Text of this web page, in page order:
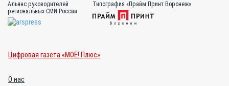
Альянс руководителей
региональных СМИ России
Типография «Прайм Принт Воронеж»
Цифровая газета «МОЁ! Плюс»
О нас